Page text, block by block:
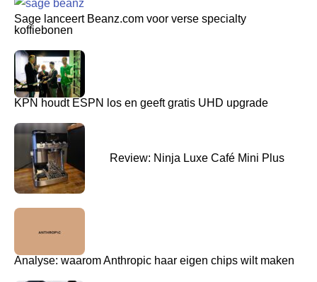
Sage lanceert Beanz.com voor verse specialty
koffiebonen
KPN houdt ESPN los en geeft gratis UHD upgrade
Review: Ninja Luxe Café Mini Plus
Analyse: waarom Anthropic haar eigen chips wilt maken